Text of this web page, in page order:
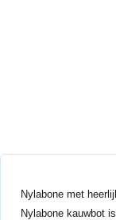
Nylabone met
Nylabone kauwbot